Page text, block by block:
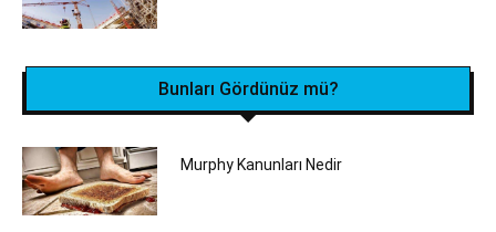
Bunları Gördünüz mü?
Murphy Kanunları Nedir